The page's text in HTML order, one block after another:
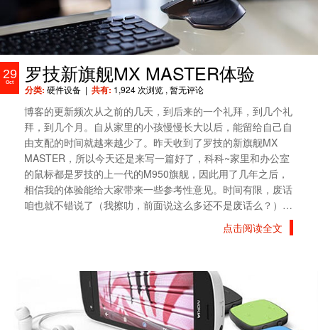
29
Oct 罗技新旗舰MX MASTER体验
分类: 硬件设备 | 共有: 1,924 次浏览 , 暂无评论
博客的更新频次从之前的几天，到后来的一个礼拜，到几个礼
拜，到几个月。自从家里的小孩慢慢长大以后，能留给自己自
由支配的时间就越来越少了。昨天收到了罗技的新旗舰MX
MASTER，所以今天还是来写一篇好了，科科~家里和办公室
的鼠标都是罗技的上一代的M950旗舰，因此用了几年之后，
相信我的体验能给大家带来一些参考性意见。时间有限，废话
咱也就不错说了（我擦叻，前面说这么多还不是废话么？）…
点击阅读全文